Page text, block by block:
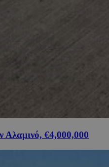
Αλαμινό, €4,000,000